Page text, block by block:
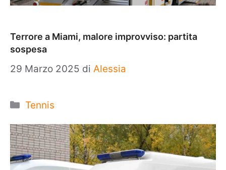
Terrore a Miami, malore improvviso: partita
sospesa
29 Marzo 2025 di Alessia
Categorie
Tennis